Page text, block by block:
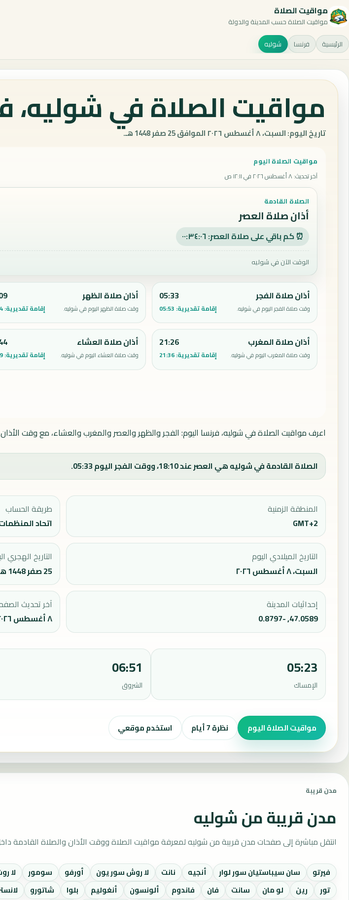
مواقيت الصلاة
مواقيت الصلاة حسب المدينة والدولة
الرئيسية فرنسا شوليه
مواقيت الصلاة في شوليه،
تاريخ اليوم: السبت، ٨ أغسطس ٢٠٢٦ الموافق 25 صفر 1448 هـ.
مواقيت الصلاة اليوم
آخر تحديث:٨ أغسطس ٢٠٢٦ في ١٢:١١ ص
الصلاة القادمة
أذان صلاة العصر
⏰ كم باقي على صلاة العصر: ٠٠:٣٤:٠٥
الوقت الآن في شوليه
أذان صلاة الفجر
وقت صلاة الفجر اليوم في شوليه.
05:33
إقامة تقديرية: 05:53
أذان صلاة الظهر
وقت صلاة الظهر اليوم في شوليه. إقامة تقديرية:
أذان صلاة المغرب
وقت صلاة المغرب اليوم في شوليه.
21:26
إقامة تقديرية:21:36
أذان صلاة العشاء
وقت صلاة العشاء اليوم في شوليه. إقامة تقديرية:
اعرف مواقيت الصلاة في شوليه، فرنسا اليوم: الفجر والظهر والعصر والمغرب والعشاء، مع وقت الأذان
الصلاة القادمة في شوليه هي العصر عند 18:10، ووقت الفجر اليوم 05:33.
المنطقة الزمنية
GMT+2
طريقة الحساب
اتحاد
التاريخ الميلادي اليوم
السبت، ٨ أغسطس ٢٠٢٦
التاريخ الهجري
25 صفر 1448 هـ
إحداثيات المدينة
47.0589, -0.8797
آخر تحديث
٨ أغسطس ٢٠٢٦ في ١٢:١١ ص
05:23
الإمساك
06:51
الشروق
مواقيت الصلاة اليوم نظرة 7 أيام استخدم موقعي
مدن قريبة
مدن قريبة من شوليه
انتقل مباشرة إلى صفحات مدن قريبة من شوليه لمعرفة مواقيت الصلاة ووقت الأذان والصلاة القادمة
فيرتو سان سيباستيان سور لوار أنجيه نانت لا روش سور يون أورفو سومور لا
تور
رين لو مان سانت فان فاندوم ألونسون أنغوليم بلوا شاتورو